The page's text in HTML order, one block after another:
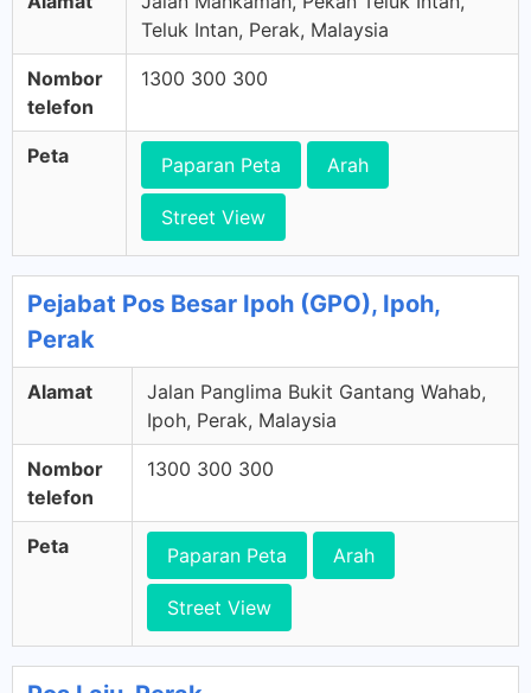
Teluk Intan, Perak, Malaysia
Nombor
telefon
1300 300 300
Peta Paparan Peta Arah
Street View
Pejabat Pos Besar Ipoh (GPO), Ipoh,
Perak
Alamat
Jalan Panglima Bukit Gantang Wahab,
Ipoh, Perak, Malaysia
Nombor
telefon
1300 300 300
Peta Paparan Peta Arah
Street View